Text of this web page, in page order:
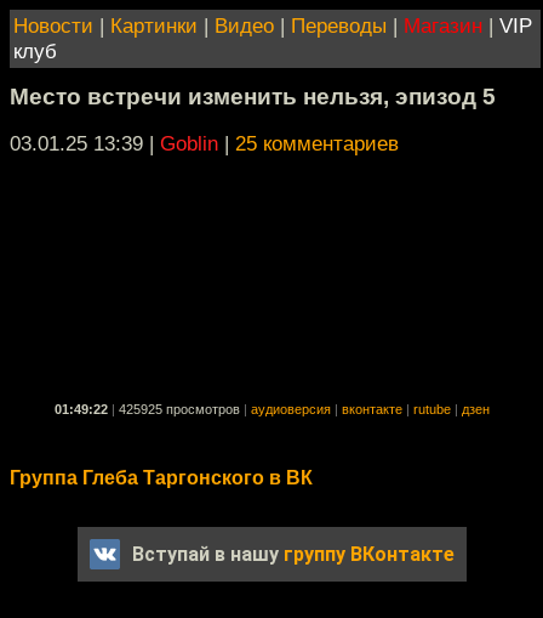
Новости | Картинки | Видео | Переводы | Магазин | VIP
клуб
Место встречи изменить нельзя, эпизод 5
03.01.25 13:39 | Goblin | 25 комментариев
01:49:22 425925 просмотров аудиоверсия вконтакте rutube дзен
Группа Глеба Таргонского в ВК
Вступай в нашу группу ВКонтакте